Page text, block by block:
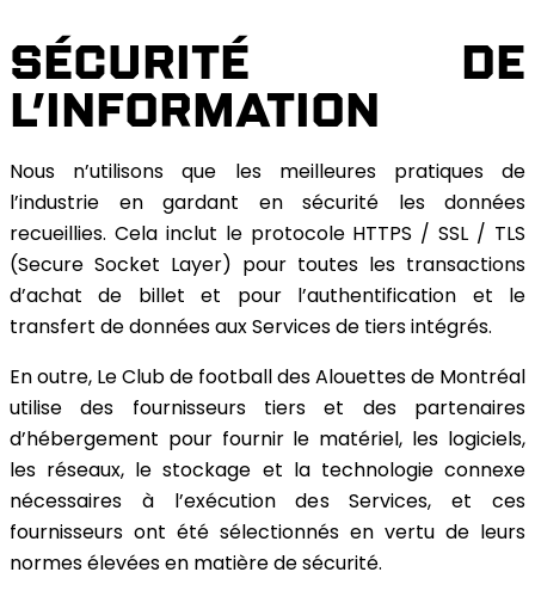
SÉCURITÉ DE
L’INFORMATION
Nous n’utilisons que les meilleures pratiques de
l’industrie en gardant en sécurité les données
recueillies. Cela inclut le protocole HTTPS / SSL / TLS
(Secure Socket Layer) pour toutes les transactions
d’achat de billet et pour l’authentification et le
transfert de données aux Services de tiers intégrés.
En outre, Le Club de football des Alouettes de Montréal
utilise des fournisseurs tiers et des partenaires
d’hébergement pour fournir le matériel, les logiciels,
les réseaux, le stockage et la technologie connexe
nécessaires à l’exécution des Services, et ces
fournisseurs ont été sélectionnés en vertu de leurs
normes élevées en matière de sécurité.